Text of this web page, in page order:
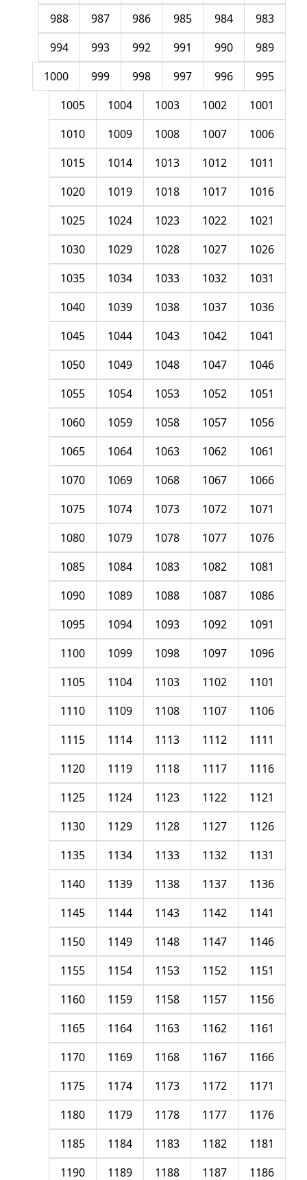
983
984
985
986
987
988
989
990
991
992
993
994
995
996
997
998
999
1000
1001
1002
1003
1004
1005
1006
1007
1008
1009
1010
1011
1012
1013
1014
1015
1016
1017
1018
1019
1020
1021
1022
1023
1024
1025
1026
1027
1028
1029
1030
1031
1032
1033
1034
1035
1036
1037
1038
1039
1040
1041
1042
1043
1044
1045
1046
1047
1048
1049
1050
1051
1052
1053
1054
1055
1056
1057
1058
1059
1060
1061
1062
1063
1064
1065
1066
1067
1068
1069
1070
1071
1072
1073
1074
1075
1076
1077
1078
1079
1080
1081
1082
1083
1084
1085
1086
1087
1088
1089
1090
1091
1092
1093
1094
1095
1096
1097
1098
1099
1100
1101
1102
1103
1104
1105
1106
1107
1108
1109
1110
1111
1112
1113
1114
1115
1116
1117
1118
1119
1120
1121
1122
1123
1124
1125
1126
1127
1128
1129
1130
1131
1132
1133
1134
1135
1136
1137
1138
1139
1140
1141
1142
1143
1144
1145
1146
1147
1148
1149
1150
1151
1152
1153
1154
1155
1156
1157
1158
1159
1160
1161
1162
1163
1164
1165
1166
1167
1168
1169
1170
1171
1172
1173
1174
1175
1176
1177
1178
1179
1180
1181
1182
1183
1184
1185
1186
1187
1188
1189
1190